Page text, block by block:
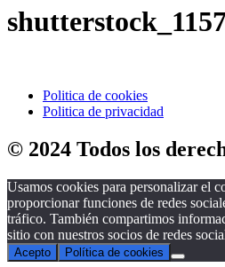
Politica de cookies
Politica de privacidad
© 2024 Todos los
Usamos cookies para personalizar el
proporcionar funciones de redes
tráfico. También compartimos
sitio con nuestros socios de redes
Acepto Política de cookies